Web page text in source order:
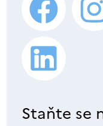
Staňte se